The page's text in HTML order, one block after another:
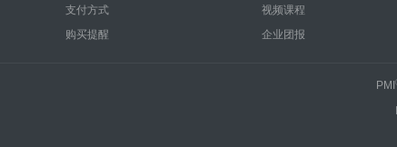
支付方式
购买提醒
视频课程
企业团报
PMI